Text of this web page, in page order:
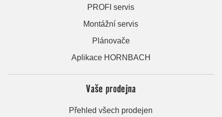
PROFI servis
Montážní servis
Plánovače
Aplikace HORNBACH
Vaše prodejna
Přehled všech prodejen